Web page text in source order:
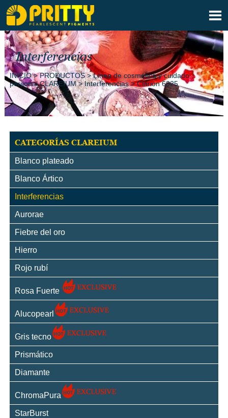

Interferencias
INICIO>PRODUCTOS>Línea de cosmética y cuidado
personal CLAREIUM>Interferencias>Clarión 6325
CATEGORÍAS CLAREIUM
Blanco plateado
Blanco Ártico
Interferencias
Aurorae
Fiebre del oro
Hierro
Rojo rubí
Rosa Fuerte
Alucopearl
Gris tecno
Prismático
Diamante
ChromaPura
StarBurst